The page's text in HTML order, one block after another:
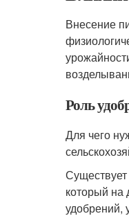
Внесение
Роль
Для чего
Существует
который на
удобрений,